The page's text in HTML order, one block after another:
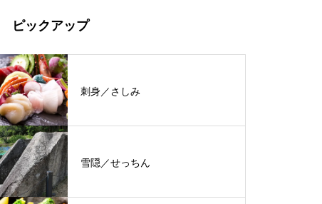
ピックアップ
刺身／さしみ
雪隠／せっちん